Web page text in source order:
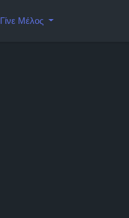
Γίνε Μέλος